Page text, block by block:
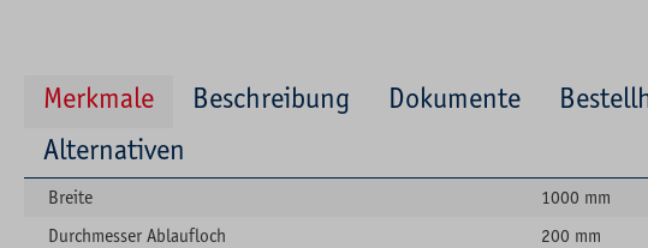
Merkmale Beschreibung Dokumente
Alternativen
Breite
1000 mm
Durchmesser Ablaufloch
200 mm